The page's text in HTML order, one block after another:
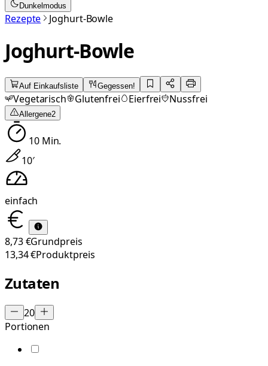
Dunkelmodus
Rezepte Joghurt-Bowle
Joghurt-Bowle
Auf Einkaufsliste Gegessen!
Vegetarisch Glutenfrei Eierfrei Nussfrei
Allergene2
10Min.
10′
einfach
8,73 €Grundpreis
13,34 €Produktpreis
Zutaten
20
Portionen